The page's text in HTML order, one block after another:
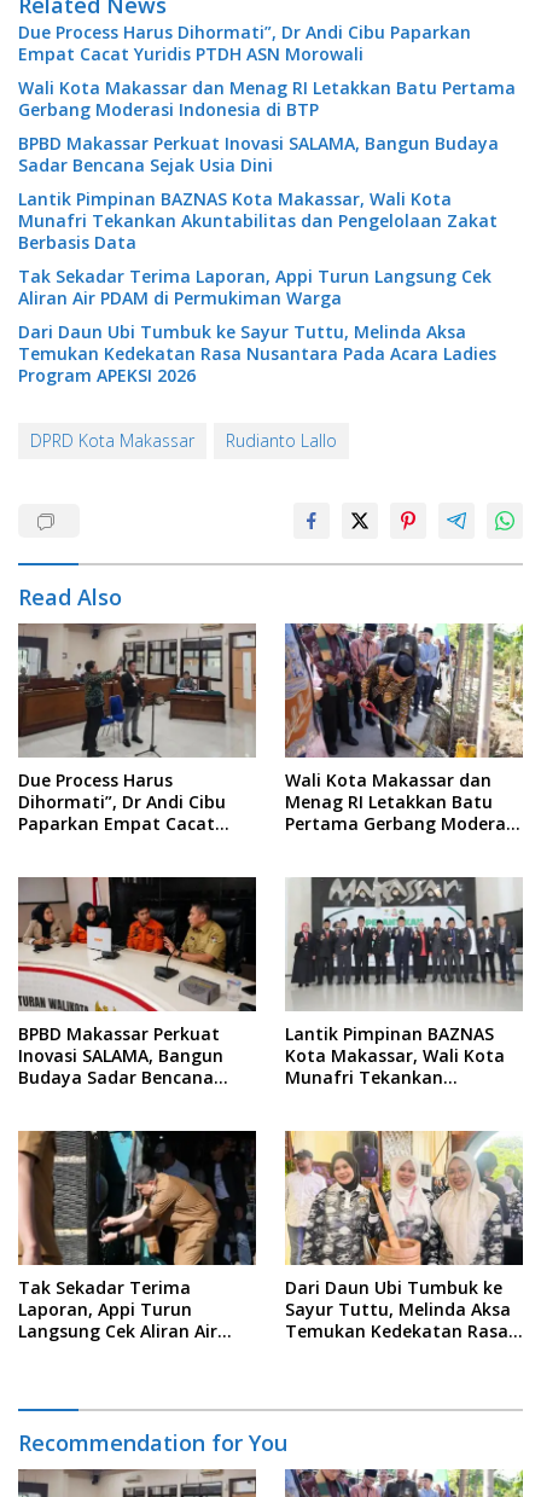
Due Process Harus Dihormati”, Dr Andi Cibu Paparkan
Empat Cacat Yuridis PTDH ASN Morowali
Wali Kota Makassar dan Menag RI Letakkan Batu Pertama
Gerbang Moderasi Indonesia di BTP
BPBD Makassar Perkuat Inovasi SALAMA, Bangun Budaya
Sadar Bencana Sejak Usia Dini
Lantik Pimpinan BAZNAS Kota Makassar, Wali Kota
Munafri Tekankan Akuntabilitas dan Pengelolaan Zakat
Berbasis Data
Tak Sekadar Terima Laporan, Appi Turun Langsung Cek
Aliran Air PDAM di Permukiman Warga
Dari Daun Ubi Tumbuk ke Sayur Tuttu, Melinda Aksa
Temukan Kedekatan Rasa Nusantara Pada Acara Ladies
Program APEKSI 2026
DPRD Kota Makassar Rudianto Lallo
Read Also
Due Process Harus
Dihormati”, Dr Andi Cibu
Paparkan Empat Cacat
Wali Kota Makassar dan
Menag RI Letakkan Batu
Pertama Gerbang Moderasi
BPBD Makassar Perkuat
Inovasi SALAMA, Bangun
Budaya Sadar Bencana
Lantik Pimpinan BAZNAS
Kota Makassar, Wali Kota
Munafri Tekankan
Data
Tak Sekadar Terima
Laporan, Appi Turun
Langsung Cek Aliran Air
Dari Daun Ubi Tumbuk ke
Sayur Tuttu, Melinda Aksa
Temukan Kedekatan Rasa
Recommendation for You